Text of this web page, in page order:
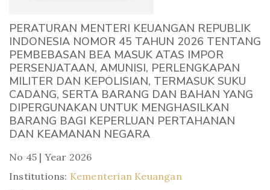
PERATURAN MENTERI KEUANGAN REPUBLIK
INDONESIA NOMOR 45 TAHUN 2026 TENTANG
PEMBEBASAN BEA MASUK ATAS IMPOR
PERSENJATAAN, AMUNISI, PERLENGKAPAN
MILITER DAN KEPOLISIAN, TERMASUK SUKU
CADANG, SERTA BARANG DAN BAHAN YANG
DIPERGUNAKAN UNTUK MENGHASILKAN
BARANG BAGI KEPERLUAN PERTAHANAN
DAN KEAMANAN NEGARA
No 45 | Year 2026
Institutions: Kementerian Keuangan